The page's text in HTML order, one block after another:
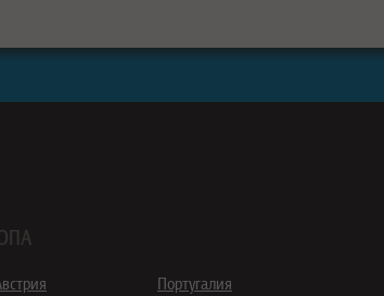
Португалия